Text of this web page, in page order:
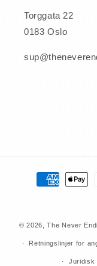
Torggata 22
0183 Oslo
Betalingsmåter
© 2026,The Never
Retningslinjer for
Juridisk